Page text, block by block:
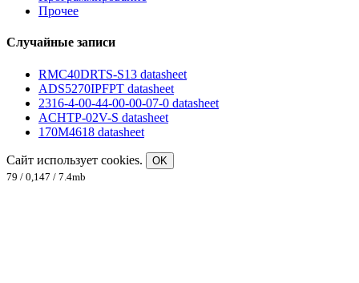
Прочее
Случайные записи
RMC40DRTS-S13 datasheet
ADS5270IPFPT datasheet
2316-4-00-44-00-00-07-0 datasheet
ACHTP-02V-S datasheet
170M4618 datasheet
Сайт использует cookies.
OK
79 / 0,147 / 7.4mb